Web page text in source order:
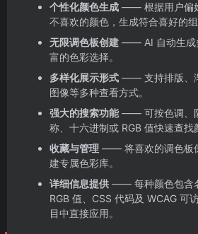
个性化颜色生成 —— 根据用户偏
不喜欢的颜色，生成符合喜好的组
无限调色板创建 —— AI 自动生成
富的色彩选择。
多样化展示形式 —— 支持排版、
图像等多种查看方式。
强大的搜索功能—— 可按色调、
称、十六进制或 RGB 值快速查找
收藏与管理 —— 将喜欢的调色板
建专属色彩库。
详细信息提供 —— 每种颜色包含
RGB 值、CSS 代码及 WCAG 可
目中直接应用。